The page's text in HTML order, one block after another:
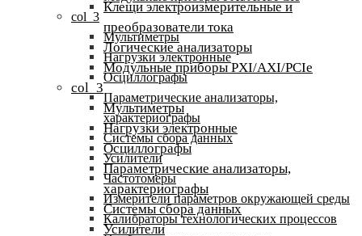
col_3
Мультиметры
Нагрузки электронные
Осциллографы
Параметрические анализаторы,
характериографы
Системы сбора данных
Усилители
Частотомеры
Измерители параметров окружающей среды
Калибраторы технологических процессов
Клещи электроизмерительные и
преобразователи тока
Логические анализаторы
Модульные приборы PXI/AXI/PCIe
col_3
Мультиметры
Нагрузки электронные
Осциллографы
Параметрические анализаторы,
характериографы
Системы сбора данных
Усилители